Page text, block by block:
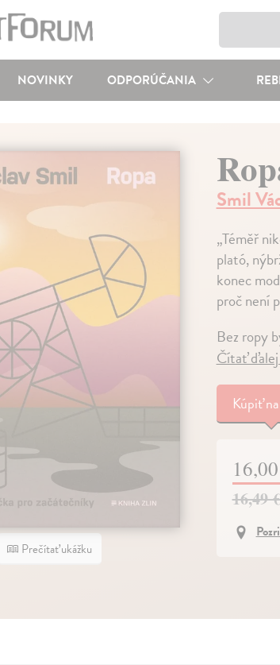
NOVINKY ODPORÚČANIA
Prečítať ukážku
Smil
„Téměř
plató,
konec
proč není
Bez ropy
Čítať
Kúpiť
16,49